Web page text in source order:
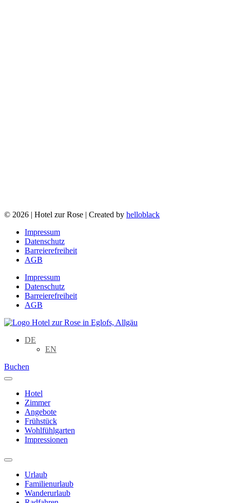
© 2026 | Hotel zur Rose | Created by helloblack
Impressum
Datenschutz
Barreierefreiheit
AGB
Impressum
Datenschutz
Barreierefreiheit
AGB
DE
EN
Buchen
Hotel
Zimmer
Angebote
Frühstück
Wohlfühlgarten
Impressionen
Urlaub
Familienurlaub
Wanderurlaub